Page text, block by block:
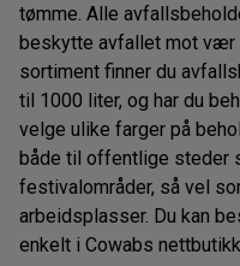
tømme. Alle
beskytte avfallet mot vær
sortiment finner du
til 1000 liter, og har du
velge ulike farger på
både til offentlige steder
festivalområder, så vel
arbeidsplasser. Du kan
enkelt i Cowabs nettbutikk.